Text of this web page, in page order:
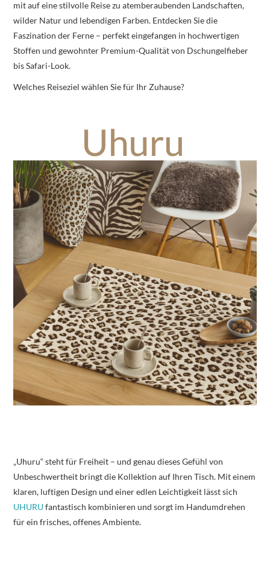
mit auf eine stilvolle Reise zu atemberaubenden Landschaften,
wilder Natur und lebendigen Farben. Entdecken Sie die
Faszination der Ferne – perfekt eingefangen in hochwertigen
Stoffen und gewohnter Premium-Qualität von Dschungelfieber
bis Safari-Look.
Welches Reiseziel wählen Sie für Ihr Zuhause?
„Uhuru“ steht für Freiheit – und genau dieses Gefühl von
Unbeschwertheit bringt die Kollektion auf Ihren Tisch. Mit einem
klaren, luftigen Design und einer edlen Leichtigkeit lässt sich
UHURUfantastisch kombinieren und sorgt im Handumdrehen
für ein frisches, offenes Ambiente.